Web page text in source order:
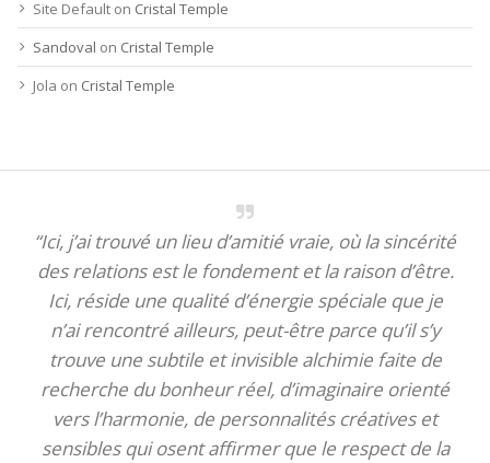
Site Default on Cristal Temple
Sandoval on Cristal Temple
Jola on Cristal Temple
“Ici, j’ai trouvé un lieu d’amitié vraie, où la sincérité
des relations est le fondement et la raison d’être.
Ici, réside une qualité d’énergie spéciale que je
n’ai rencontré ailleurs, peut-être parce qu’il s’y
trouve une subtile et invisible alchimie faite de
recherche du bonheur réel, d’imaginaire orienté
vers l’harmonie, de personnalités créatives et
sensibles qui osent affirmer que le respect de la